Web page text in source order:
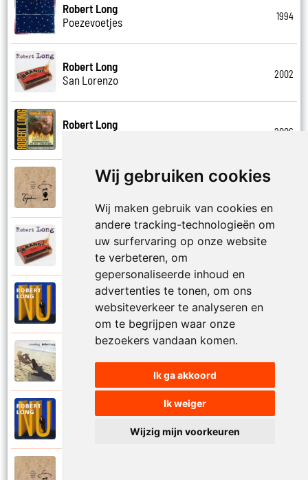
Wij gebruiken cookies
Wij maken gebruik van cookies en
andere tracking-technologieën om
uw surfervaring op onze website
te verbeteren, om
gepersonaliseerde inhoud en
advertenties te tonen, om ons
websiteverkeer te analyseren en
om te begrijpen waar onze
bezoekers vandaan komen.
Ik ga akkoord
Ik weiger
Wijzig mijn voorkeuren
Robert Long
Poezevoetjes
1994
Robert Long
San Lorenzo
2002
Robert Long
2006
Tsjechov (Musical)
Robert Long
Seizoenen
Robert Long
Settela
Robert Long